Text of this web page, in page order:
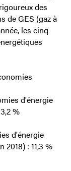
des
de GES (gaz à
les cinq
d'énergie
%
d'énergie
: 11,3 %